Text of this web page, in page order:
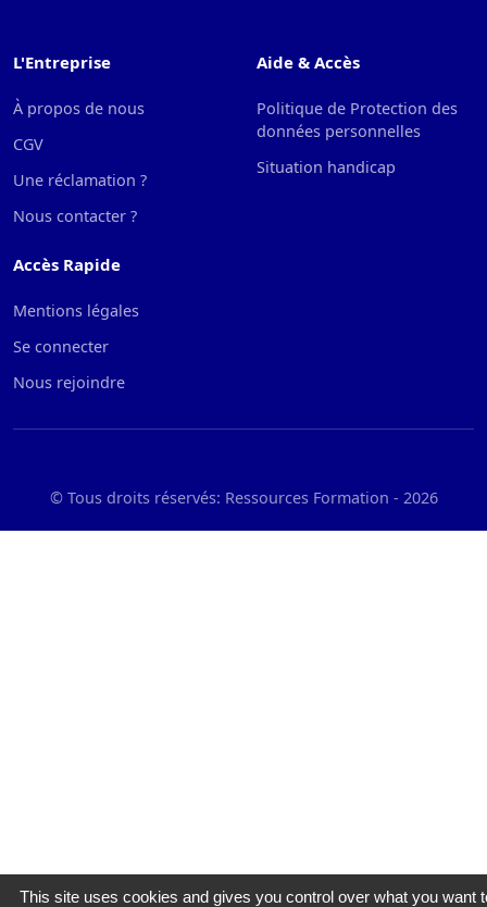
L'Entreprise
À propos de nous
CGV
Une réclamation ?
Nous contacter ?
Aide & Accès
Politique de Protection des
données personnelles
Situation handicap
Accès Rapide
Mentions légales
Se connecter
Nous rejoindre
© Tous droits réservés: Ressources Formation - 2026
This site uses cookies and gives you control over what you want